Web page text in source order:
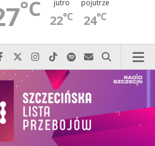
°C jutro
22°C
pojutrze
24°C
po prostu do nas zadzwoń
Odwiedź nas na Facebook-u
Odwiedź nas na X
Odwiedź nas na Instagram-ie
Odwiedź nas na TikTok-u
Szukaj nas na Spotify
Wyślij do nas
Szukaj